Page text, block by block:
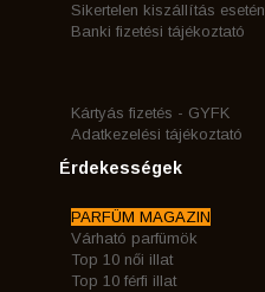
Sikertelen kiszállítás esetén
Banki fizetési tájékoztató
Kártyás fizetés - GYFK
Adatkezelési tájékoztató
Érdekességek
PARFÜM MAGAZIN
Várható parfümök
Top 10 női illat
Top 10 férfi illat